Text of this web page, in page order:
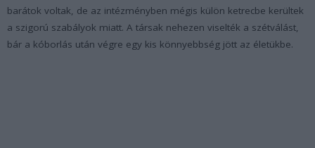
barátok voltak, de az intézményben mégis külön ketrecbe kerültek
a szigorú szabályok miatt. A társak nehezen viselték a szétválást,
bár a kóborlás után végre egy kis könnyebbség jött az életükbe.